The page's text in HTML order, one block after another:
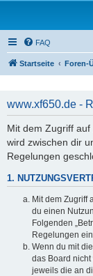
FAQ
Startseite Foren-
www.xf650.de -
Mit dem Zugriff auf
wird zwischen dir
Regelungen
1.
Mit dem Zugriff
du einen
Folgenden
Regelungen
Wenn du mit
das Board
jeweils die an